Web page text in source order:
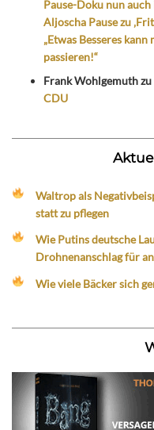
Pause-Doku nun
Aljoscha Pause zu
„Etwas Besseres
passieren!“
Frank Wohlgemuthzu
CDU
Waltrop als
statt zu pflegen
Wie Putins deutsche
Drohnenanschlag für
Wie viele Bäcker sich